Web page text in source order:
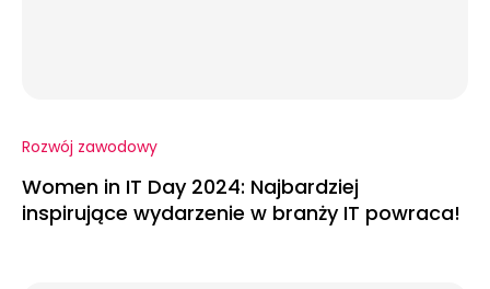
Rozwój zawodowy
Women in IT Day 2024: Najbardziej
inspirujące wydarzenie w branży IT powraca!